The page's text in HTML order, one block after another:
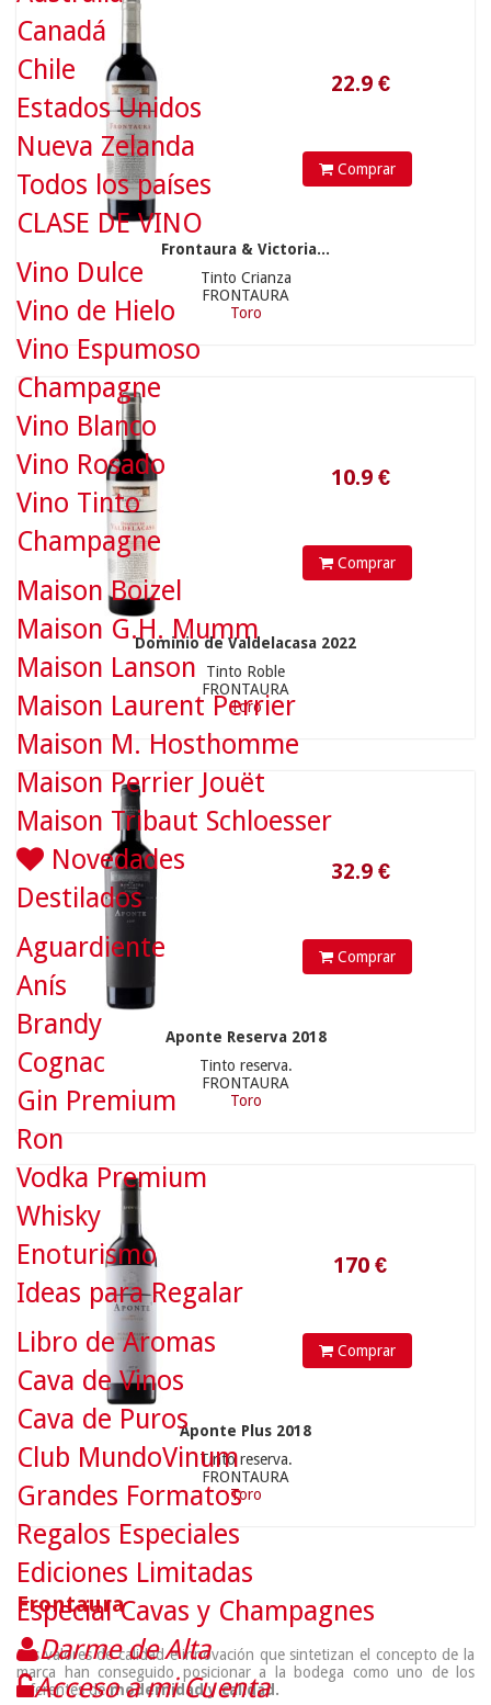
Comprar
Frontaura & Victoria...
Tinto Crianza
FRONTAURA
Toro
10.9
Comprar
Dominio de Valdelacasa 2022
Tinto Roble
FRONTAURA
Toro
Comprar
Aponte Reserva 2018
Tinto reserva.
FRONTAURA
Toro
170€
Comprar
Aponte Plus 2018
Tinto reserva.
FRONTAURA
Toro
Frontaura
Los valores de calidad e innovación que sintetizan el concepto de la
marca han conseguido posicionar a la bodega como uno de los
referentes demodernidad y calidad.
Canadá
Chile
Estados Unidos
Nueva Zelanda
Todos los países
CLASE DE VINO
Vino Dulce
Vino de Hielo
Vino Espumoso
Champagne
Vino Blanco
Vino Rosado
Vino Tinto
Champagne
Maison Boizel
Maison G.H. Mumm
Maison Lanson
Maison Laurent Perrier
Maison M. Hosthomme
Maison Perrier Jouët
Maison Tribaut Schloesser
Novedades
Destilados
Aguardiente
Anís
Brandy
Cognac
Gin Premium
Ron
Vodka Premium
Whisky
Enoturismo
Ideas para Regalar
Libro de Aromas
Cava de Vinos
Cava de Puros
Club MundoVinum
Grandes Formatos
Regalos Especiales
Ediciones Limitadas
Especial Cavas y Champagnes
Darme de Alta
Acceso a mi Cuenta